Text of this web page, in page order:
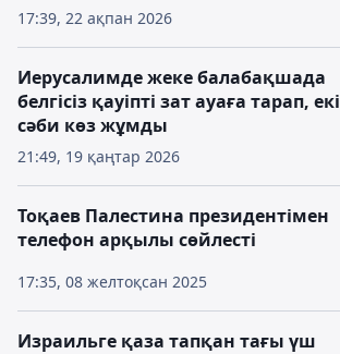
17:39, 22 ақпан 2026
21:49, 19 қаңтар 2026
Иерусалимде жеке балабақшада
белгісіз қауіпті зат ауаға тарап, екі
сәби көз жұмды
17:35, 08 желтоқсан 2025
Тоқаев Палестина президентімен
телефон арқылы сөйлесті
Израильге қаза тапқан тағы үш